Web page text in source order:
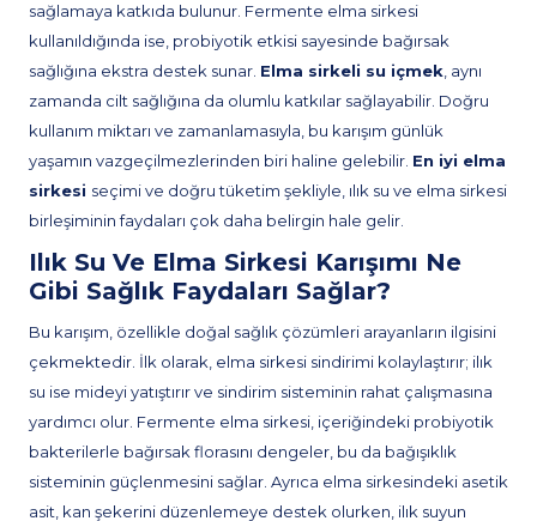
sağlamaya katkıda bulunur. Fermente elma sirkesi
kullanıldığında ise, probiyotik etkisi sayesinde bağırsak
sağlığına ekstra destek sunar. Elma sirkeli su içmek , aynı
zamanda cilt sağlığına da olumlu katkılar sağlayabilir. Doğru
kullanım miktarı ve zamanlamasıyla, bu karışım günlük
yaşamın vazgeçilmezlerinden biri haline gelebilir. En iyi elma
sirkesi seçimi ve doğru tüketim şekliyle, ılık su ve elma sirkesi
birleşiminin faydaları çok daha belirgin hale gelir.
Ilık Su Ve Elma Sirkesi Karışımı Ne
Gibi Sağlık Faydaları Sağlar?
Bu karışım, özellikle doğal sağlık çözümleri arayanların ilgisini
çekmektedir. İlk olarak, elma sirkesi sindirimi kolaylaştırır; ilık
su ise mideyi yatıştırır ve sindirim sisteminin rahat çalışmasına
yardımcı olur. Fermente elma sirkesi, içeriğindeki probiyotik
bakterilerle bağırsak florasını dengeler, bu da bağışıklık
sisteminin güçlenmesini sağlar. Ayrıca elma sirkesindeki asetik
asit, kan şekerini düzenlemeye destek olurken, ilık suyun